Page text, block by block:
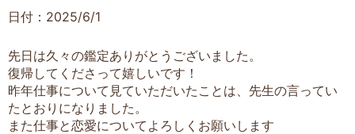
日付：2025/6/1
先日は久々の鑑定ありがとうございました。
復帰してくださって嬉しいです！
昨年仕事について見ていただいたことは、先生の言ってい
たとおりになりました。
また仕事と恋愛についてよろしくお願いします